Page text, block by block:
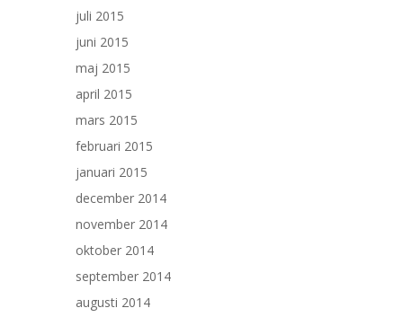
juli 2015
juni 2015
maj 2015
april 2015
mars 2015
februari 2015
januari 2015
december 2014
november 2014
oktober 2014
september 2014
augusti 2014